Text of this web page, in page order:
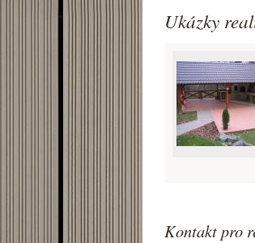
Ukázky
Kontakt pro